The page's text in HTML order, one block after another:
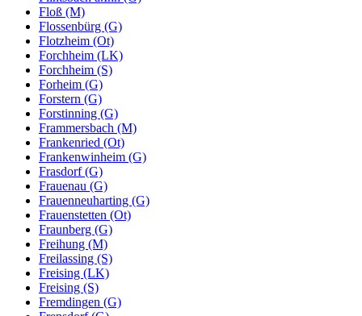
Floß (M)
Flossenbürg (G)
Flotzheim (Ot)
Forchheim (LK)
Forchheim (S)
Forheim (G)
Forstern (G)
Forstinning (G)
Frammersbach (M)
Frankenried (Ot)
Frankenwinheim (G)
Frasdorf (G)
Frauenau (G)
Frauenneuharting (G)
Frauenstetten (Ot)
Fraunberg (G)
Freihung (M)
Freilassing (S)
Freising (LK)
Freising (S)
Fremdingen (G)